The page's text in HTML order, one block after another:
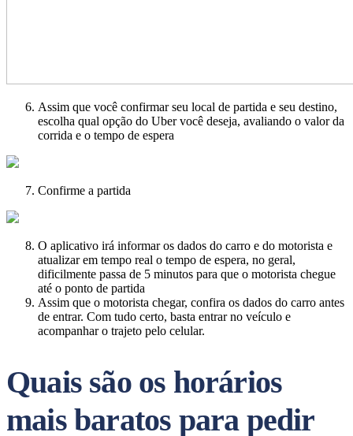
Assim que você confirmar seu local de partida e seu destino,
escolha qual opção do Uber você deseja, avaliando o valor da
corrida e o tempo de espera
Confirme a partida
O aplicativo irá informar os dados do carro e do motorista e
atualizar em tempo real o tempo de espera, no geral,
dificilmente passa de 5 minutos para que o motorista chegue
até o ponto de partida
Assim que o motorista chegar, confira os dados do carro antes
de entrar. Com tudo certo, basta entrar no veículo e
acompanhar o trajeto pelo celular.
Quais são os horários
mais baratos para pedir